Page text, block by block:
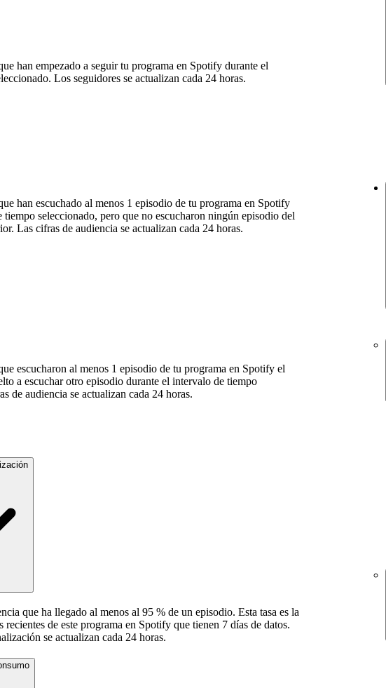
han empezado a seguir tu programa en Spotify durante el
Los seguidores se actualizan cada 24 horas.
han escuchado al menos 1 episodio de tu programa en Spotify
tiempo seleccionado, pero que no escucharon ningún episodio del
Las cifras de audiencia se actualizan cada 24 horas.
escucharon al menos 1 episodio de tu programa en Spotify el
a escuchar otro episodio durante el intervalo de tiempo
de audiencia se actualizan cada 24 horas.
que ha llegado al menos al 95 % de un episodio. Esta tasa es la
recientes de este programa en Spotify que tienen 7 días de datos.
se actualizan cada 24 horas.